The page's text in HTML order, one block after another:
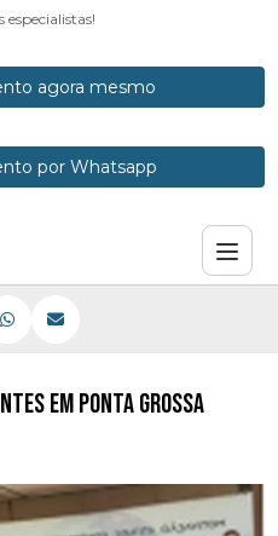
agora mesmo
por Whatsapp
PARA INICIANTES EM PONTA
em Ponta Grossa